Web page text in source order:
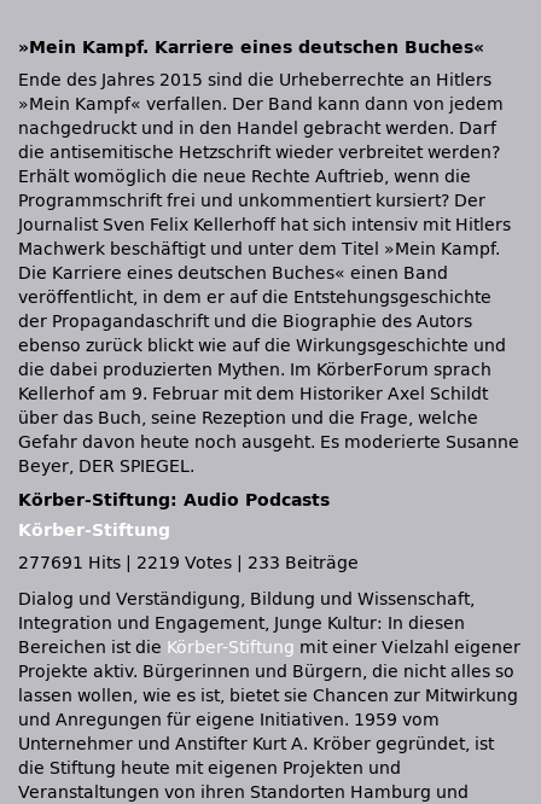
»Mein Kampf. Karriere eines deutschen Buches«
Ende des Jahres 2015 sind die Urheberrechte an Hitlers
»Mein Kampf« verfallen. Der Band kann dann von jedem
nachgedruckt und in den Handel gebracht werden. Darf
die antisemitische Hetzschrift wieder verbreitet werden?
Erhält womöglich die neue Rechte Auftrieb, wenn die
Programmschrift frei und unkommentiert kursiert? Der
Journalist Sven Felix Kellerhoff hat sich intensiv mit Hitlers
Machwerk beschäftigt und unter dem Titel »Mein Kampf.
Die Karriere eines deutschen Buches« einen Band
veröffentlicht, in dem er auf die Entstehungsgeschichte
der Propagandaschrift und die Biographie des Autors
ebenso zurück blickt wie auf die Wirkungsgeschichte und
die dabei produzierten Mythen. Im KörberForum sprach
Kellerhof am 9. Februar mit dem Historiker Axel Schildt
über das Buch, seine Rezeption und die Frage, welche
Gefahr davon heute noch ausgeht. Es moderierte Susanne
Beyer, DER SPIEGEL.
Körber-Stiftung: Audio Podcasts
Körber-Stiftung
277691 Hits
2219 Votes
233 Beiträge
Dialog und Verständigung, Bildung und Wissenschaft,
Integration und Engagement, Junge Kultur: In diesen
Bereichen ist die Körber-Stiftung mit einer Vielzahl eigener
Projekte aktiv. Bürgerinnen und Bürgern, die nicht alles so
lassen wollen, wie es ist, bietet sie Chancen zur Mitwirkung
und Anregungen für eigene Initiativen. 1959 vom
Unternehmer und Anstifter Kurt A. Kröber gegründet, ist
die Stiftung heute mit eigenen Projekten und
Veranstaltungen von ihren Standorten Hamburg und